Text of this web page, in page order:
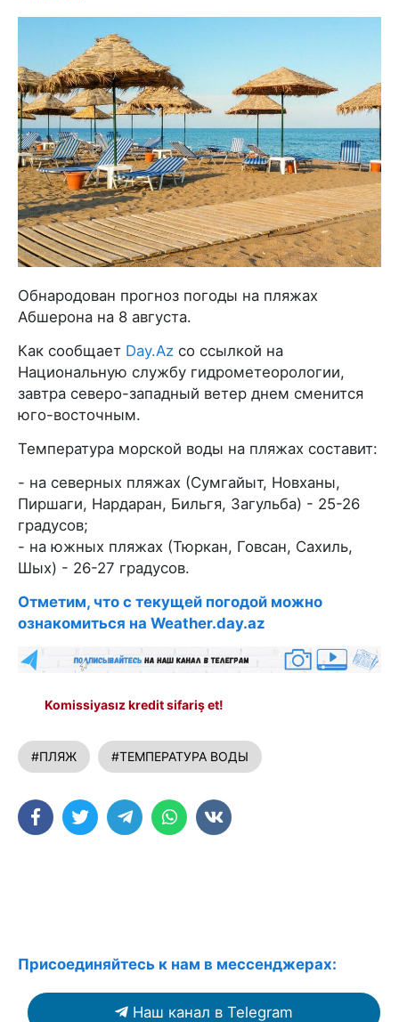
Обнародован прогноз погоды на пляжах
Абшерона на 8 августа.
Как сообщает Day.Az со ссылкой на
Национальную службу гидрометеорологии,
завтра северо-западный ветер днем сменится
юго-восточным.
Температура морской воды на пляжах составит:
- на северных пляжах (Сумгайыт, Новханы,
Пиршаги, Нардаран, Бильгя, Загульба) - 25-26
градусов;
- на южных пляжах (Тюркан, Говсан, Сахиль,
Шых) - 26-27 градусов.
Отметим, что с текущей погодой можно
ознакомиться на Weather.day.az
Komissiyasız kredit sifariş et!
#ПЛЯЖ #ТЕМПЕРАТУРА ВОДЫ
Присоединяйтесь к нам в мессенджерах:
Наш канал в Telegram